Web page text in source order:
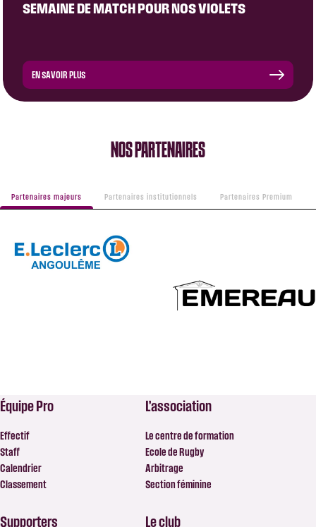
SEMAINE DE MATCH POUR NOS VIOLETS
EN SAVOIR PLUS
NOS PARTENAIRES
Partenaires majeurs Partenaires institutionnels Partenaires Premium
Équipe Pro
Effectif
Staff
Calendrier
Classement
L’association
Le centre de formation
Ecole de Rugby
Arbitrage
Section féminine
Supporters Le club